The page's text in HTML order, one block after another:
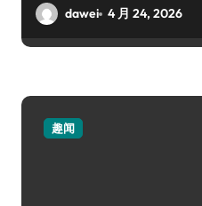
dawei 4 月 24, 2026
趣闻